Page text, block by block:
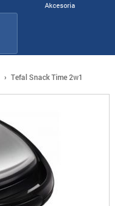
Akcesoria
› Tefal Snack Time 2w1